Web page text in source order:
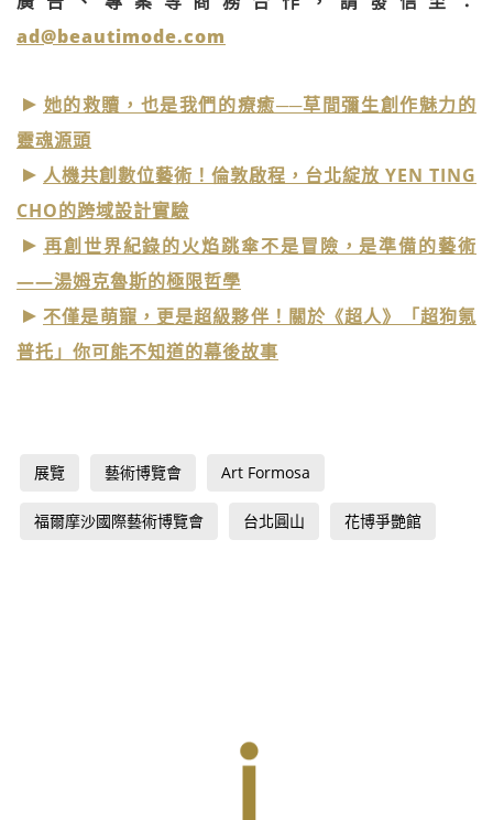
ad@beautimode.com
她的救贖，也是我們的療癒──草間彌生創作魅力的
靈魂源頭
人機共創數位藝術！倫敦啟程，台北綻放 YEN TING
CHO的跨域設計實驗
再創世界紀錄的火焰跳傘不是冒險，是準備的藝術
——湯姆克魯斯的極限哲學
不僅是萌寵，更是超級夥伴！關於《超人》「超狗氪
普托」你可能不知道的幕後故事
展覽 藝術博覽會 Art Formosa
福爾摩沙國際藝術博覽會 台北圓山 花博爭艷館